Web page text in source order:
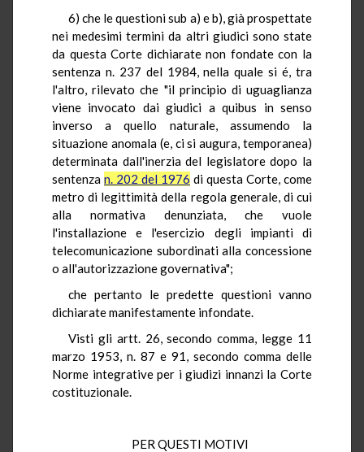
6) che le questioni sub a) e b), già prospettate
nei medesimi termini da altri giudici sono state
da questa Corte dichiarate non fondate con la
sentenza n. 237 del 1984, nella quale si é, tra
l'altro, rilevato che "il principio di uguaglianza
viene invocato dai giudici a quibus in senso
inverso a quello naturale, assumendo la
situazione anomala (e, ci si augura, temporanea)
determinata dall'inerzia del legislatore dopo la
sentenza n. 202 del 1976 di questa Corte, come
metro di legittimità della regola generale, di cui
alla normativa denunziata, che vuole
l'installazione e l'esercizio degli impianti di
telecomunicazione subordinati alla concessione
o all'autorizzazione governativa";
che pertanto le predette questioni vanno
dichiarate manifestamente infondate.
Visti gli artt. 26, secondo comma, legge 11
marzo 1953, n. 87 e 91, secondo comma delle
Norme integrative per i giudizi innanzi la Corte
costituzionale.
PER QUESTI MOTIVI